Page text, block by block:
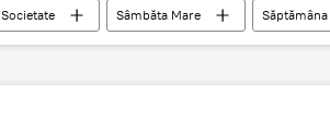
Societate Sâmbăta Mare